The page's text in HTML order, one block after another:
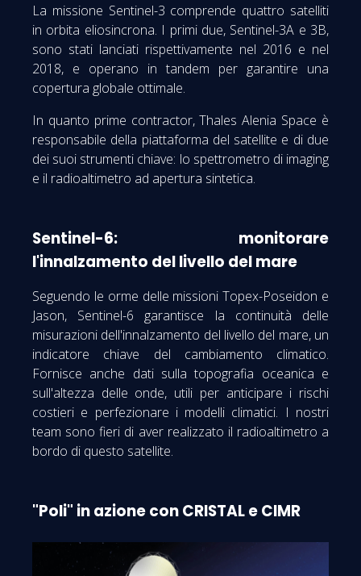
La missione Sentinel-3 comprende quattro satelliti
in orbita eliosincrona. I primi due, Sentinel-3A e 3B,
sono stati lanciati rispettivamente nel 2016 e nel
2018, e operano in tandem per garantire una
copertura globale ottimale.
In quanto prime contractor, Thales Alenia Space è
responsabile della piattaforma del satellite e di due
dei suoi strumenti chiave: lo spettrometro di imaging
e il radioaltimetro ad apertura sintetica.
Sentinel-6: monitorare
l'innalzamento del livello del mare
Seguendo le orme delle missioni Topex-Poseidon e
Jason, Sentinel-6 garantisce la continuità delle
misurazioni dell'innalzamento del livello del mare, un
indicatore chiave del cambiamento climatico.
Fornisce anche dati sulla topografia oceanica e
sull'altezza delle onde, utili per anticipare i rischi
costieri e perfezionare i modelli climatici. I nostri
team sono fieri di aver realizzato il radioaltimetro a
bordo di questo satellite.
"Poli" in azione con CRISTAL e CIMR